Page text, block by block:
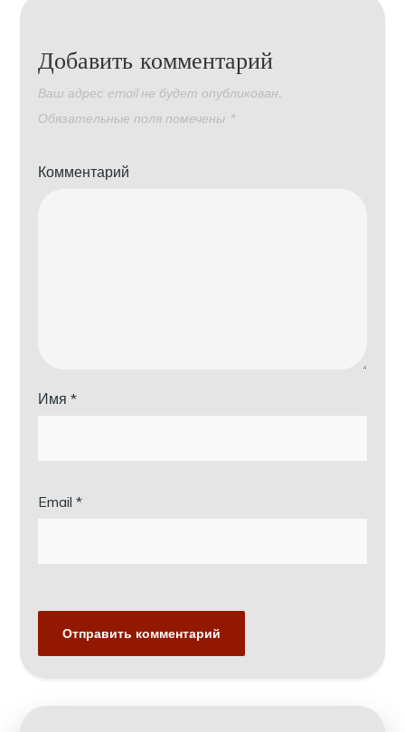
Добавить комментарий
Ваш адрес email не будет опубликован.
Обязательные поля помечены *
Комментарий
Имя*
Email*